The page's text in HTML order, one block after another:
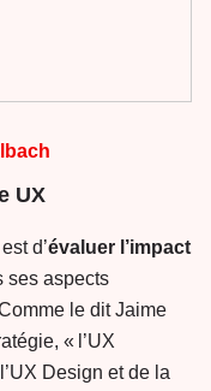
UX
d’évaluer l’impact
ses aspects
le dit Jaime
« l’UX
Design et de la